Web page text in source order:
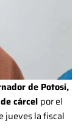
de Potosí,
cárcel por el
jueves la fiscal